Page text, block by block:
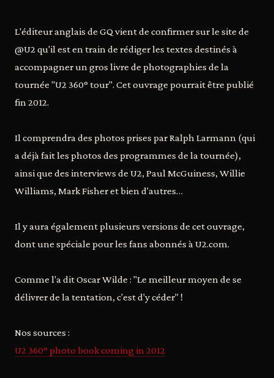
L'éditeur anglais de GQ vient de confirmer sur le site de
@U2 qu'il est en train de rédiger les textes destinés à
accompagner un gros livre de photographies de la
tournée "U2 360° tour". Cet ouvrage pourrait être publié
fin 2012.
Il comprendra des photos prises par Ralph Larmann (qui
a déjà fait les photos des programmes de la tournée),
ainsi que des interviews de U2, Paul McGuiness, Willie
Williams, Mark Fisher et bien d'autres…
Il y aura également plusieurs versions de cet ouvrage,
dont une spéciale pour les fans abonnés à U2.com.
Comme l'a dit Oscar Wilde : "Le meilleur moyen de se
délivrer de la tentation, c'est d'y céder" !
Nos sources :
U2 360° photo book coming in 2012